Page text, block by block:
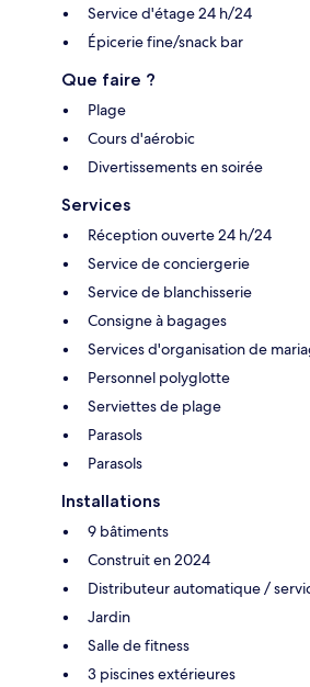
Service d'étage 24 h/24
Épicerie fine/snack bar
Que faire ?
Plage
Cours d'aérobic
Divertissements en soirée
Services
Réception ouverte 24 h/24
Service de conciergerie
Service de blanchisserie
Consigne à bagages
Services d'organisation de
Personnel polyglotte
Serviettes de plage
Parasols
Parasols
Installations
9 bâtiments
Construit en 2024
Distributeur automatique /
Jardin
Salle de fitness
3 piscines extérieures